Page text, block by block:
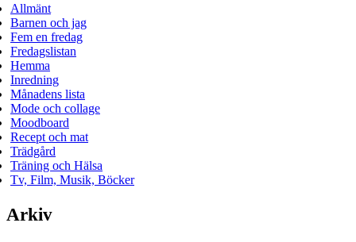
Allmänt
Barnen och jag
Fem en fredag
Fredagslistan
Hemma
Inredning
Månadens lista
Mode och collage
Moodboard
Recept och mat
Trädgård
Träning och Hälsa
Tv, Film, Musik, Böcker
Arkiv